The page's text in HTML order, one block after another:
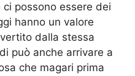
possono essere dei
hanno un valore
dalla stessa
può anche arrivare a
che magari prima